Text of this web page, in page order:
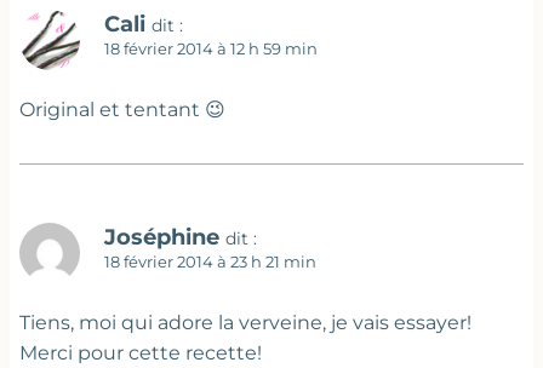
Cali dit :
18 février 2014 à 12 h 59 min
Original et tentant 😉
Joséphine dit :
18 février 2014 à 23 h 21 min
Tiens, moi qui adore la verveine, je vais essayer!
Merci pour cette recette!